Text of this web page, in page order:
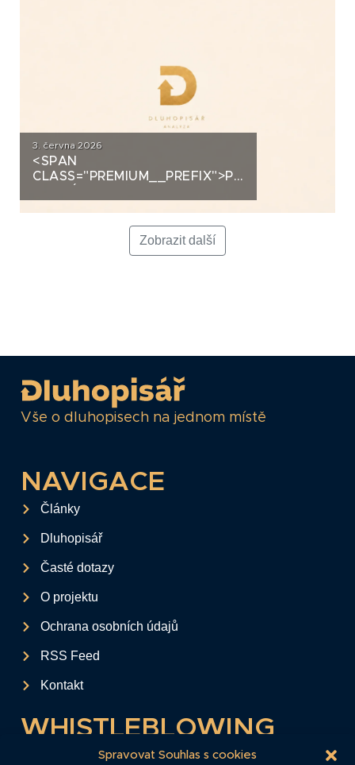
Spravovat Souhlas s cookies
3. června 2026
<SPAN
CLASS="PREMIUM__PREFIX">PREMIUM</
Zobrazit další
Vše o dluhopisech na jednom místě
NAVIGACE
Články
Dluhopisář
Časté dotazy
O projektu
Ochrana osobních údajů
RSS Feed
Kontakt
WHISTLEBLOWING
Tento formulář slouží k anonymnímu zaslání